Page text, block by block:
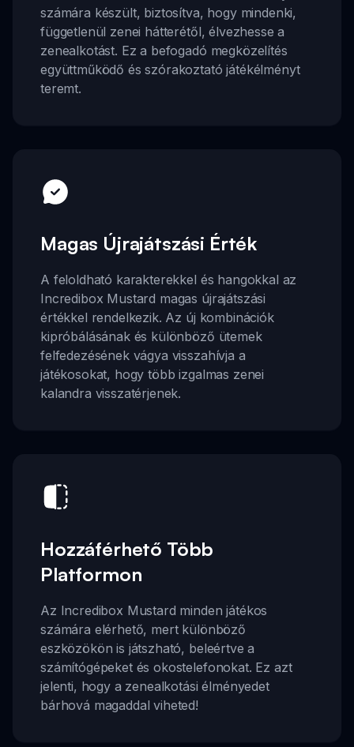
számára készült, biztosítva, hogy mindenki,
függetlenül zenei hátterétől, élvezhesse a
zenealkotást. Ez a befogadó megközelítés
együttműködő és szórakoztató játékélményt
teremt.
Magas Újrajátszási Érték
A feloldható karakterekkel és hangokkal az
Incredibox Mustard magas újrajátszási
értékkel rendelkezik. Az új kombinációk
kipróbálásának és különböző ütemek
felfedezésének vágya visszahívja a
játékosokat, hogy több izgalmas zenei
kalandra visszatérjenek.
Hozzáférhető Több
Platformon
Az Incredibox Mustard minden játékos
számára elérhető, mert különböző
eszközökön is játszható, beleértve a
számítógépeket és okostelefonokat. Ez azt
jelenti, hogy a zenealkotási élményedet
bárhová magaddal viheted!